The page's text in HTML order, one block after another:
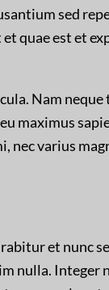
sed
quae est et
Nam
maximus
varius
et nunc
nulla. Integer